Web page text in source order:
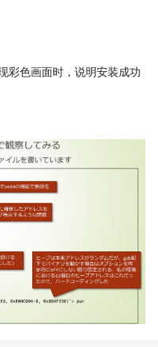
彩色画面时，说明安装成功